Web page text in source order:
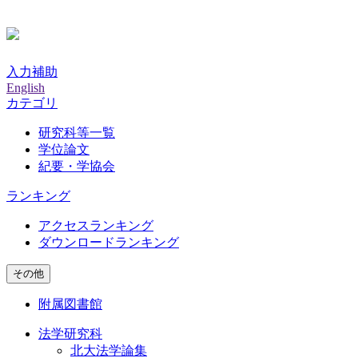
入力補助
English
カテゴリ
研究科等一覧
学位論文
紀要・学協会
ランキング
アクセスランキング
ダウンロードランキング
その他
附属図書館
法学研究科
北大法学論集